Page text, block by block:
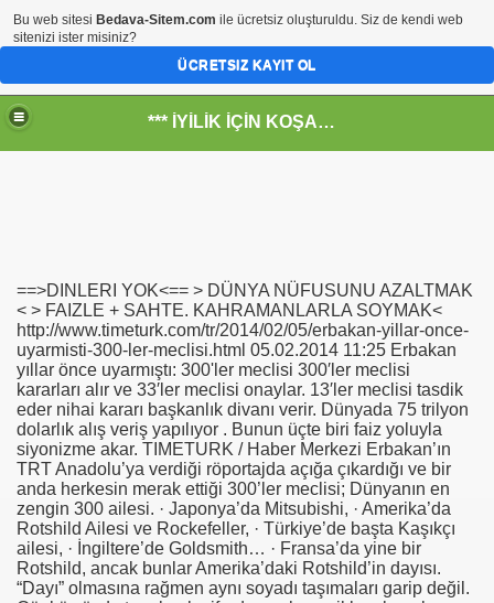
*** İYİLİK İÇİN KOŞANLARIN YERİ***
==>DINLERI YOK<== > DÜNYA NÜFUSUNU AZALTMAK
< > FAIZLE + SAHTE. KAHRAMANLARLA SOYMAK<
http://www.timeturk.com/tr/2014/02/05/erbakan-yillar-once-
uyarmisti-300-ler-meclisi.html 05.02.2014 11:25 Erbakan
yıllar önce uyarmıştı: 300'ler meclisi 300′ler meclisi
kararları alır ve 33′ler meclisi onaylar. 13′ler meclisi tasdik
eder nihai kararı başkanlık divanı verir. Dünyada 75 trilyon
dolarlık alış veriş yapılıyor . Bunun üçte biri faiz yoluyla
siyonizme akar. TIMETURK / Haber Merkezi Erbakan’ın
TRT Anadolu’ya verdiği röportajda açığa çıkardığı ve bir
anda herkesin merak ettiği 300’ler meclisi; Dünyanın en
zengin 300 ailesi. · Japonya’da Mitsubishi, · Amerika’da
Rotshild Ailesi ve Rockefeller, · Türkiye’de başta Kaşıkçı
ailesi, · İngiltere’de Goldsmith… · Fransa’da yine bir
Rotshild, ancak bunlar Amerika’daki Rotshild’in dayısı.
“Dayı” olmasına rağmen aynı soyadı taşımaları garip değil.
- HİDROJEN ENERJİ MRK *NASIL ENGELLENDİ* !!!
-Engellenen Mühendis !!!
Halal Food
Bu web sitesi Bedava-Sitem.com ile ücretsiz oluşturuldu. Siz de kendi web
sitenizi ister misiniz?
ÜCRETSIZ KAYIT OL